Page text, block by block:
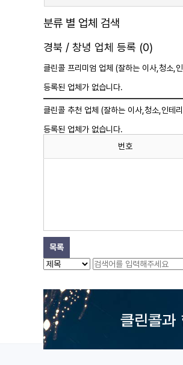
분류 별 업체 검색
경북 / 창녕 업체 등록 (0)
클린콜 프리미엄 업체 (잘하는 이사, 청소 ,
등록된 업체가 없습니다.
클린콜 추천 업체 (잘하는 이사, 청소 ,인테
등록된 업체가 없습니다.
번호
목록